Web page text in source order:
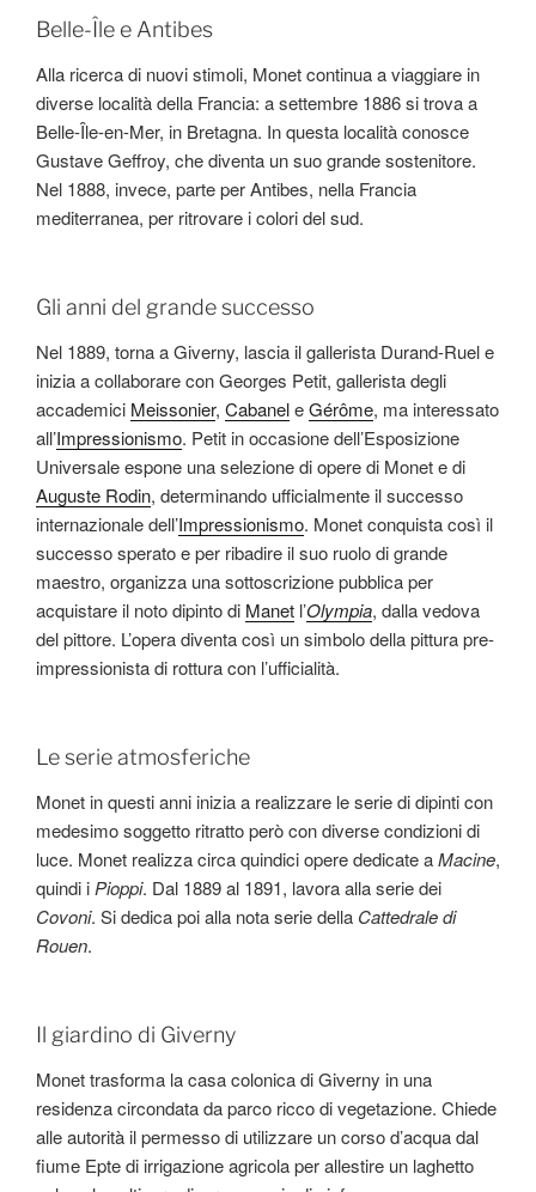
Belle-Île e Antibes
Alla ricerca di nuovi stimoli, Monet continua a viaggiare in
diverse località della Francia: a settembre 1886 si trova a
Belle-Île-en-Mer, in Bretagna. In questa località conosce
Gustave Geffroy, che diventa un suo grande sostenitore.
Nel 1888, invece, parte per Antibes, nella Francia
mediterranea, per ritrovare i colori del sud.
Gli anni del grande successo
Nel 1889, torna a Giverny, lascia il gallerista Durand-Ruel e
inizia a collaborare con Georges Petit, gallerista degli
accademici Meissonier, CabaneleGérôme, ma interessato
all’Impressionismo. Petit in occasione dell’Esposizione
Universale espone una selezione di opere di Monet e di
Auguste Rodin, determinando ufficialmente il successo
internazionale dell’Impressionismo. Monet conquista così il
successo sperato e per ribadire il suo ruolo di grande
maestro, organizza una sottoscrizione pubblica per
acquistare il noto dipinto di Manet l’Olympia, dalla vedova
del pittore. L’opera diventa così un simbolo della pittura pre-
impressionista di rottura con l’ufficialità.
Le serie atmosferiche
Monet in questi anni inizia a realizzare le serie di dipinti con
medesimo soggetto ritratto però con diverse condizioni di
luce. Monet realizza circa quindici opere dedicate aMacine,
quindi iPioppi. Dal 1889 al 1891, lavora alla serie dei
Covoni. Si dedica poi alla nota serie della Cattedrale di
Rouen.
Il giardino di Giverny
Monet trasforma la casa colonica di Giverny in una
residenza circondata da parco ricco di vegetazione. Chiede
alle autorità il permesso di utilizzare un corso d’acqua dal
fiume Epte di irrigazione agricola per allestire un laghetto